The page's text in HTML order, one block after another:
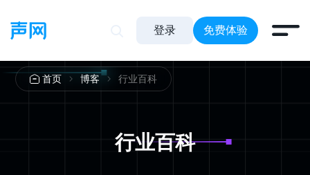
登录 免费体验
首页 博客 行业百科
行业百科